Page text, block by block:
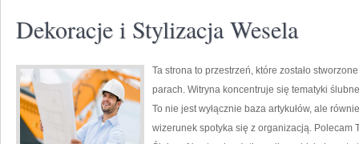
Dekoracje i Stylizacja Wesela
Ta strona to przestrzeń, które zostało
parach. Witryna koncentruje się tematyki
To nie jest wyłącznie baza artykułów, ale
wizerunek spotyka się z organizacją. Polecam